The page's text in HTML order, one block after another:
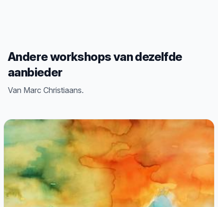
Andere workshops van dezelfde
aanbieder
Van Marc Christiaans.